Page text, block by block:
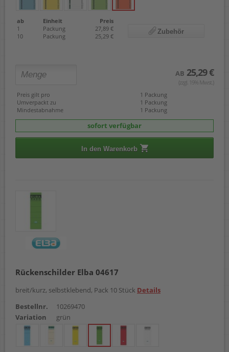
ab Einheit
Preis
1
Packung
27,89 €
10
Packung 25,29 €
Zubehör
AB 25,29 €
(zzgl. 19% Mwst.)
Preis gilt pro
1 Packung
Umverpackt zu
1 Packung
Mindestabnahme
1 Packung
sofort verfügbar
In den Warenkorb
Rückenschilder Elba 04617
breit/kurz, selbstklebend, Pack 10 Stück Details
Bestellnr.
10269470
Variation
grün